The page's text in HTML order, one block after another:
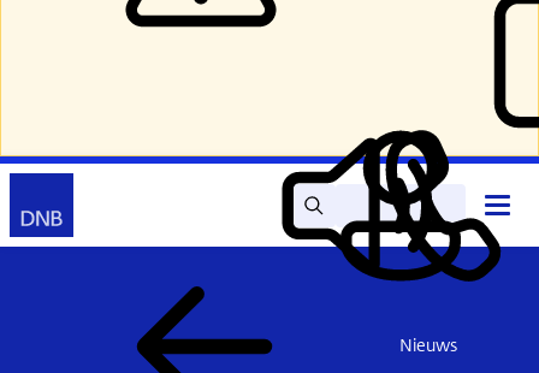
Zoek Lees
voor
Mijn
DNB
Contact
Nieuws